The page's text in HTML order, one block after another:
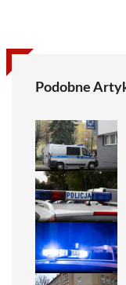
Podobne